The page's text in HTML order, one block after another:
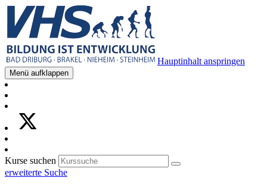
Hauptinhalt anspringen
Menü aufklappen
Kurse suchen
erweiterte Suche